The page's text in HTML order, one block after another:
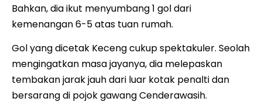
Bahkan, dia ikut menyumbang 1 gol dari
kemenangan 6-5 atas tuan rumah.
Gol yang dicetak Keceng cukup spektakuler. Seolah
mengingatkan masa jayanya, dia melepaskan
tembakan jarak jauh dari luar kotak penalti dan
bersarang di pojok gawang Cenderawasih.